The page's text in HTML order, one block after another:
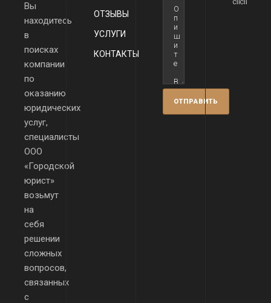
Вы
находитесь
в
поисках
компании
по
оказанию
юридических
услуг,
специалисты
ООО
«Городской
юрист»
возьмут
на
себя
решении
сложных
вопросов,
связанных
с
ОТЗЫВЫ
УСЛУГИ
КОНТАКТЫ